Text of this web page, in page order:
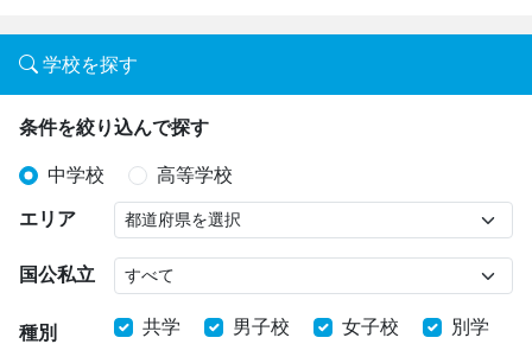
学校を探す
条件を絞り込んで探す
中学校 高等学校
エリア
国公私立
種別 共学 男子校 女子校 別学